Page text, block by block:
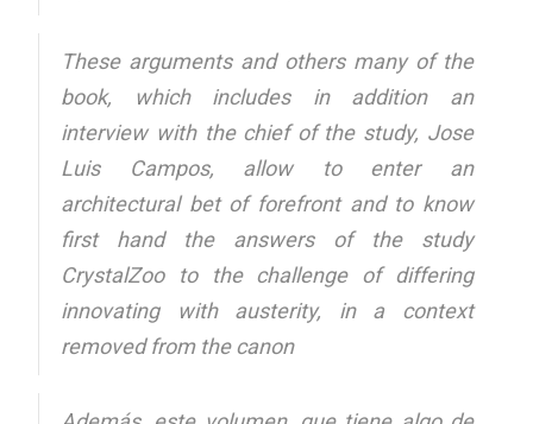
These arguments and others many of the
book, which includes in addition an
interview with the chief of the study, Jose
Luis Campos, allow to enter an
architectural bet of forefront and to know
first hand the answers of the study
CrystalZoo to the challenge of differing
innovating with austerity, in a context
removed from the canon